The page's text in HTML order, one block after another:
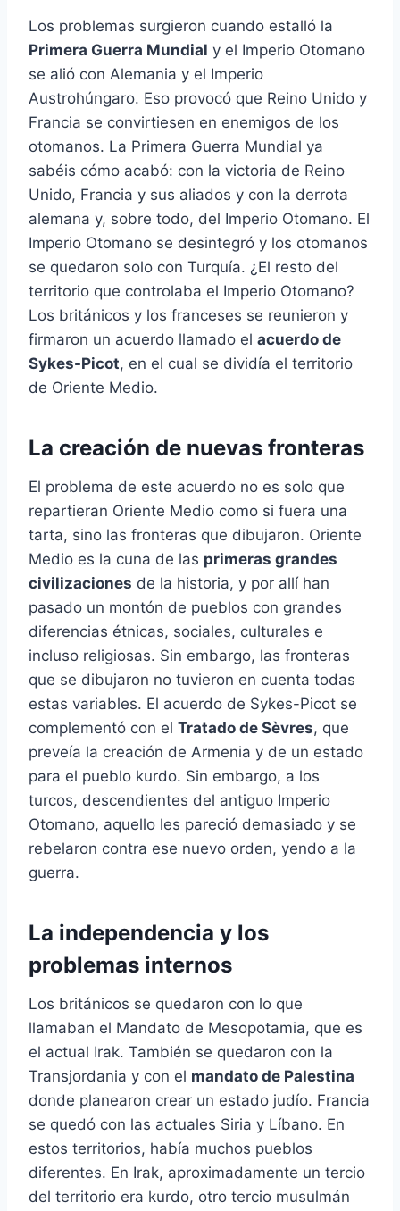
Los problemas surgieron cuando estalló la
Primera Guerra Mundial y el Imperio Otomano
se alió con Alemania y el Imperio
Austrohúngaro. Eso provocó que Reino Unido y
Francia se convirtiesen en enemigos de los
otomanos. La Primera Guerra Mundial ya
sabéis cómo acabó: con la victoria de Reino
Unido, Francia y sus aliados y con la derrota
alemana y, sobre todo, del Imperio Otomano. El
Imperio Otomano se desintegró y los otomanos
se quedaron solo con Turquía. ¿El resto del
territorio que controlaba el Imperio Otomano?
Los británicos y los franceses se reunieron y
firmaron un acuerdo llamado el acuerdo de
Sykes-Picot, en el cual se dividía el territorio
de Oriente Medio.
La creación de nuevas fronteras
El problema de este acuerdo no es solo que
repartieran Oriente Medio como si fuera una
tarta, sino las fronteras que dibujaron. Oriente
Medio es la cuna de las primeras grandes
civilizaciones de la historia, y por allí han
pasado un montón de pueblos con grandes
diferencias étnicas, sociales, culturales e
incluso religiosas. Sin embargo, las fronteras
que se dibujaron no tuvieron en cuenta todas
estas variables. El acuerdo de Sykes-Picot se
complementó con el Tratado de Sèvres, que
preveía la creación de Armenia y de un estado
para el pueblo kurdo. Sin embargo, a los
turcos, descendientes del antiguo Imperio
Otomano, aquello les pareció demasiado y se
rebelaron contra ese nuevo orden, yendo a la
guerra.
La independencia y los
problemas internos
Los británicos se quedaron con lo que
llamaban el Mandato de Mesopotamia, que es
el actual Irak. También se quedaron con la
Transjordania y con el mandato de Palestina
donde planearon crear un estado judío. Francia
se quedó con las actuales Siria y Líbano. En
estos territorios, había muchos pueblos
diferentes. En Irak, aproximadamente un tercio
del territorio era kurdo, otro tercio musulmán